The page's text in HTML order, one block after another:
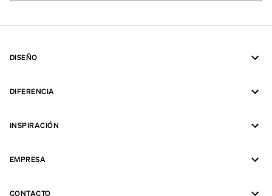
DISEÑO
DIFERENCIA
INSPIRACIÓN
EMPRESA
CONTACTO